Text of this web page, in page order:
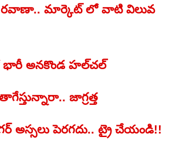
రవాణా.. మార్కెట్ లో వాటి విలువ
భారీ అనకొండ హల్‌చల్‌
జాగ్రత్త
అస్సలు పెరగదు.. ట్రై చేయండి!!